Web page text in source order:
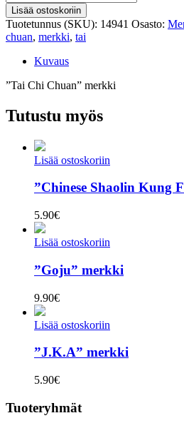
Chi
Chuan"
merkki
määrä
Lisää ostoskoriin
Tuotetunnus (SKU): 14941 Osasto:
chuan, merkki, tai
Kuvaus
”Tai Chi Chuan” merkki
Tutustu myös
Lisää ostoskoriin
”Chinese Shaolin Kung
5.90€
Lisää ostoskoriin
”Goju” merkki
9.90€
Lisää ostoskoriin
”J.K.A” merkki
5.90€
Tuoteryhmät